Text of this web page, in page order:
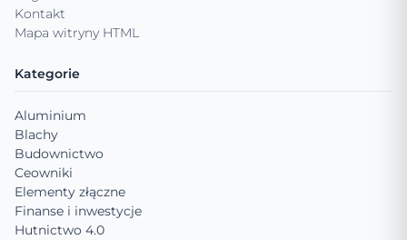
Kontakt
Mapa witryny HTML
Kategorie
Aluminium
Blachy
Budownictwo
Ceowniki
Elementy złączne
Finanse i inwestycje
Hutnictwo 4.0